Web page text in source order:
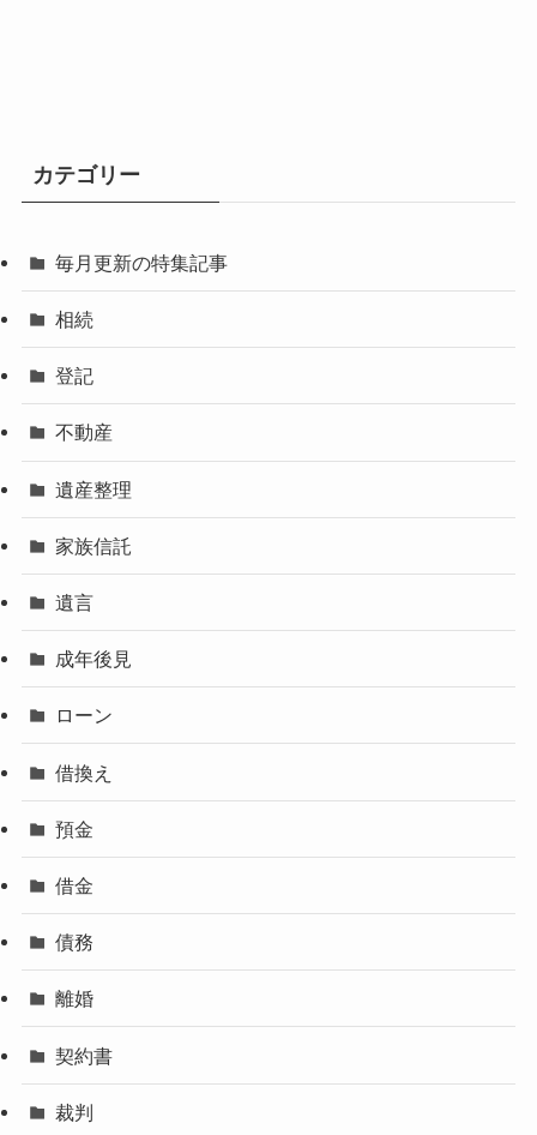
カテゴリー
毎月更新の特集記事
相続
登記
不動産
遺産整理
家族信託
遺言
成年後見
ローン
借換え
預金
借金
債務
離婚
契約書
裁判